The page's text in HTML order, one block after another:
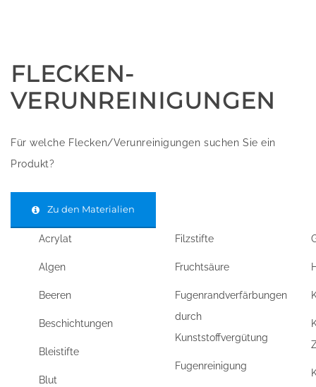
FLECKEN-
VERUNREINIGUNGEN
Für welche Flecken/Verunreinigungen suchen Sie ein
Produkt?
Zu den Materialien
Acrylat
Algen
Beeren
Beschichtungen
Bleistifte
Blut
Filzstifte
Fruchtsäure
Fugenrandverfärbungen
durch
Kunststoffvergütung
Fugenreinigung